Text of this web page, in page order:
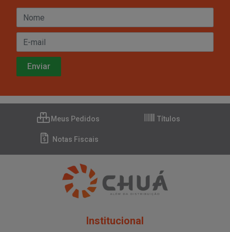
Meus Pedidos Títulos
Notas Fiscais
Institucional